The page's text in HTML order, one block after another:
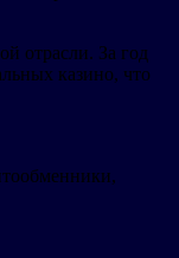
отрасли. За год
казино, что